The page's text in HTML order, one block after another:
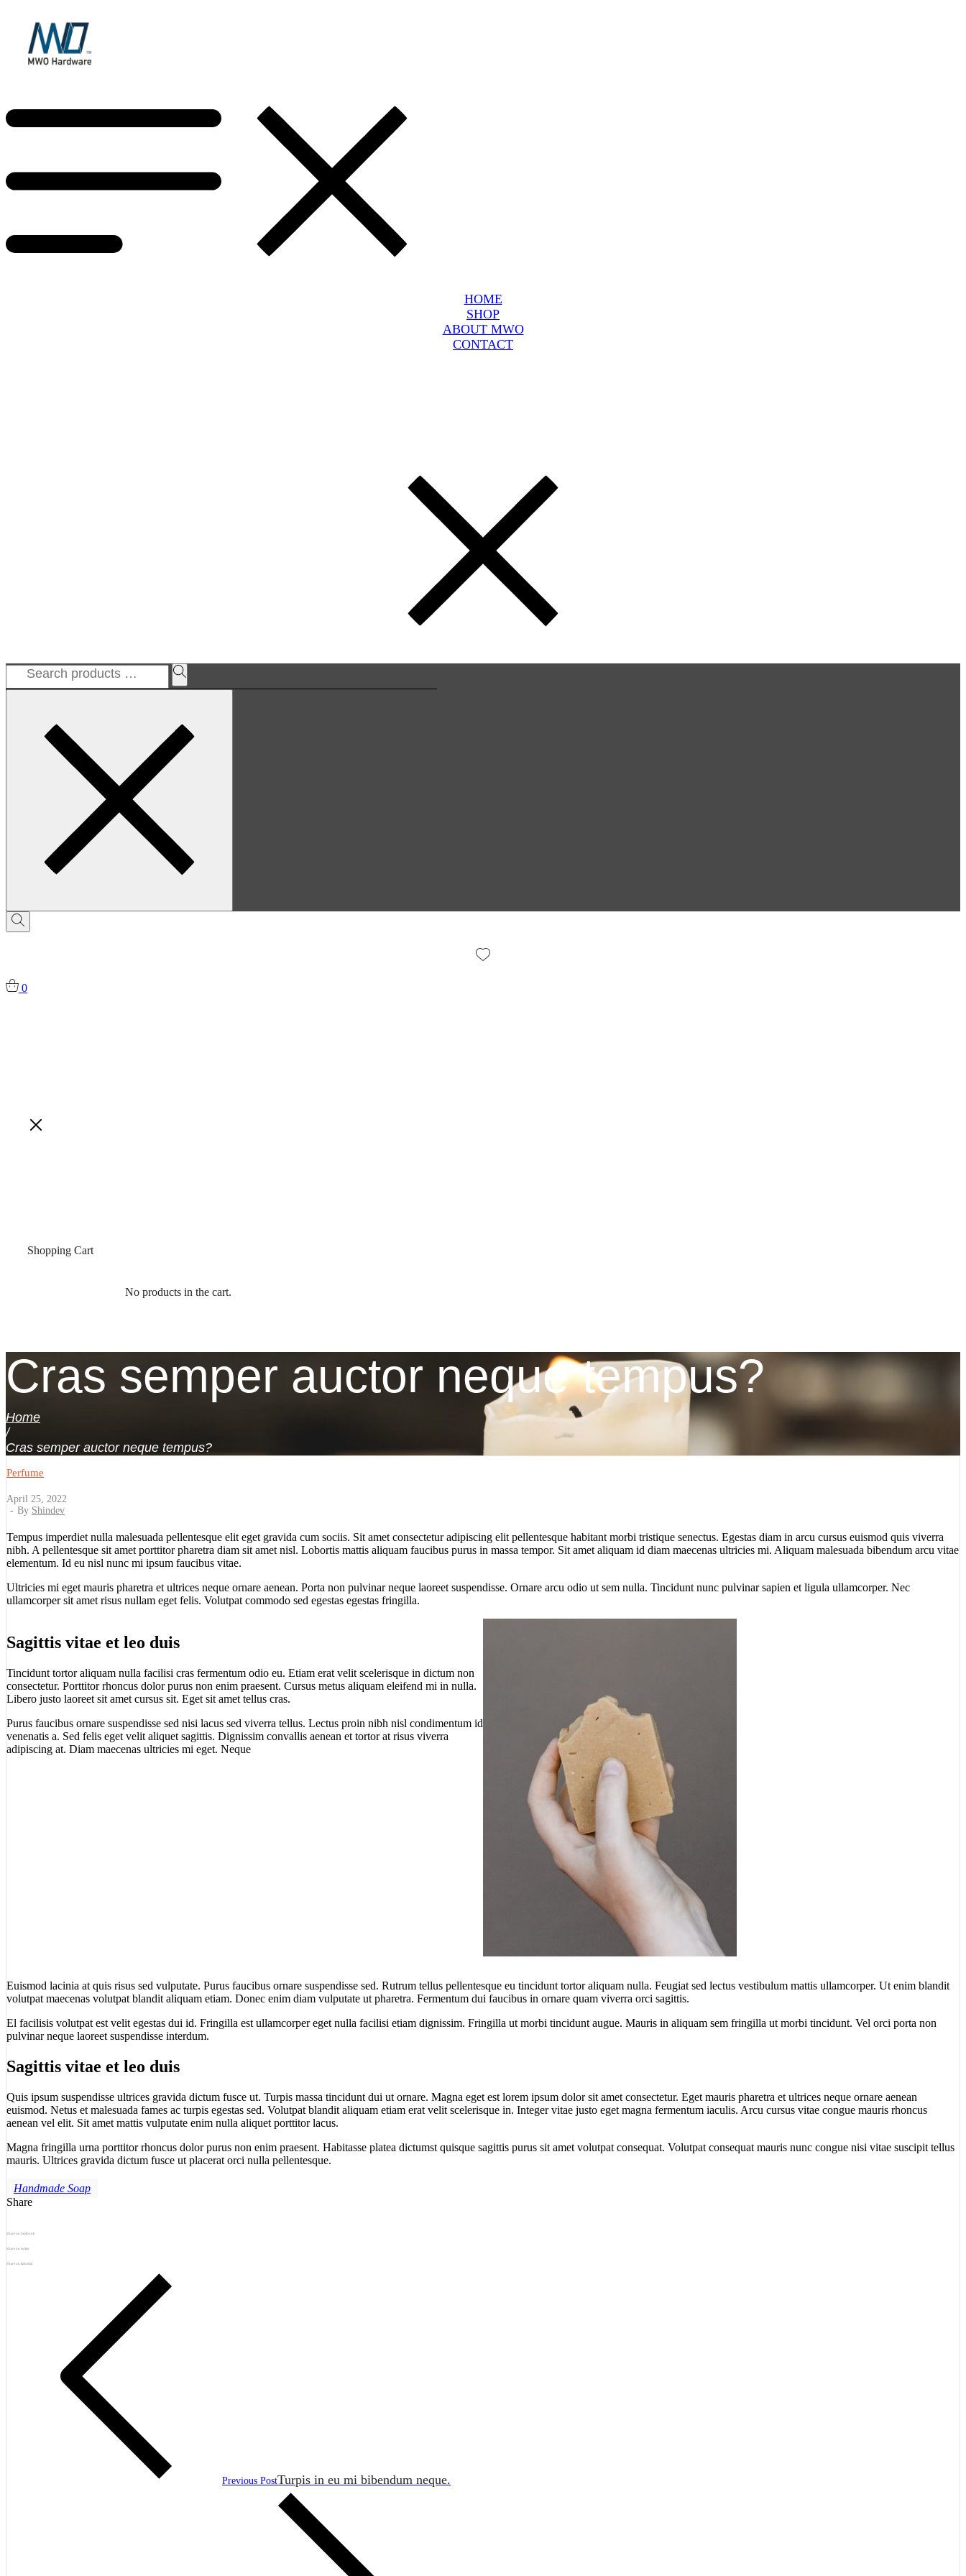
HOME
SHOP
ABOUT MWO
CONTACT
0
Shopping Cart
No products in the cart.
Cras semper auctor neque tempus?
Home
/
Cras semper auctor neque tempus?
Perfume
April 25, 2022
By Shindev
Tempus imperdiet nulla malesuada pellentesque elit eget gravida cum sociis. Sit amet consectetur adipiscing elit pellentesque habitant morbi tristique senectus. Egestas diam in arcu cursus euismod quis viverra
nibh. A pellentesque sit amet porttitor pharetra diam sit amet nisl. Lobortis mattis aliquam faucibus purus in massa tempor. Sit amet aliquam id diam maecenas ultricies mi. Aliquam malesuada bibendum arcu vitae
elementum. Id eu nisl nunc mi ipsum faucibus vitae.
Ultricies mi eget mauris pharetra et ultrices neque ornare aenean. Porta non pulvinar neque laoreet suspendisse. Ornare arcu odio ut sem nulla. Tincidunt nunc pulvinar sapien et ligula ullamcorper. Nec
ullamcorper sit amet risus nullam eget felis. Volutpat commodo sed egestas egestas fringilla.
Sagittis vitae et leo duis
Tincidunt tortor aliquam nulla facilisi cras fermentum odio eu. Etiam erat velit scelerisque in dictum non
consectetur. Porttitor rhoncus dolor purus non enim praesent. Cursus metus aliquam eleifend mi in nulla.
Libero justo laoreet sit amet cursus sit. Eget sit amet tellus cras.
Purus faucibus ornare suspendisse sed nisi lacus sed viverra tellus. Lectus proin nibh nisl condimentum id
venenatis a. Sed felis eget velit aliquet sagittis. Dignissim convallis aenean et tortor at risus viverra
adipiscing at. Diam maecenas ultricies mi eget. Neque
Euismod lacinia at quis risus sed vulputate. Purus faucibus ornare suspendisse sed. Rutrum tellus pellentesque eu tincidunt tortor aliquam nulla. Feugiat sed lectus vestibulum mattis ullamcorper. Ut enim blandit
volutpat maecenas volutpat blandit aliquam etiam. Donec enim diam vulputate ut pharetra. Fermentum dui faucibus in ornare quam viverra orci sagittis.
El facilisis volutpat est velit egestas dui id. Fringilla est ullamcorper eget nulla facilisi etiam dignissim. Fringilla ut morbi tincidunt augue. Mauris in aliquam sem fringilla ut morbi tincidunt. Vel orci porta non
pulvinar neque laoreet suspendisse interdum.
Sagittis vitae et leo duis
Quis ipsum suspendisse ultrices gravida dictum fusce ut. Turpis massa tincidunt dui ut ornare. Magna eget est lorem ipsum dolor sit amet consectetur. Eget mauris pharetra et ultrices neque ornare aenean
euismod. Netus et malesuada fames ac turpis egestas sed. Volutpat blandit aliquam etiam erat velit scelerisque in. Integer vitae justo eget magna fermentum iaculis. Arcu cursus vitae congue mauris rhoncus
aenean vel elit. Sit amet mattis vulputate enim nulla aliquet porttitor lacus.
Magna fringilla urna porttitor rhoncus dolor purus non enim praesent. Habitasse platea dictumst quisque sagittis purus sit amet volutpat consequat. Volutpat consequat mauris nunc congue nisi vitae suscipit tellus
mauris. Ultrices gravida dictum fusce ut placerat orci nulla pellentesque.
Handmade Soap
Share
Share on facebook
Share on twitter
Share on linkedin
Previous PostTurpis in eu mi bibendum neque.